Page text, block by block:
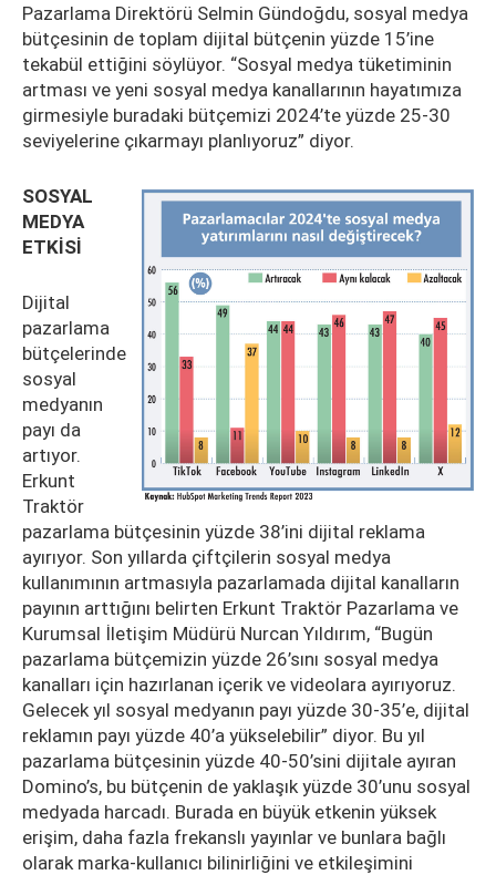
Pazarlama Direktörü Selmin Gündoğdu, sosyal medya
bütçesinin de toplam dijital bütçenin yüzde 15’ine
tekabül ettiğini söylüyor. “Sosyal medya tüketiminin
artması ve yeni sosyal medya kanallarının hayatımıza
girmesiyle buradaki bütçemizi 2024’te yüzde 25-30
seviyelerine çıkarmayı planlıyoruz” diyor.
SOSYAL
MEDYA
ETKİSİ
Dijital
pazarlama
bütçelerinde
sosyal
medyanın
payı da
artıyor.
Erkunt
Traktör
pazarlama bütçesinin yüzde 38’ini dijital reklama
ayırıyor. Son yıllarda çiftçilerin sosyal medya
kullanımının artmasıyla pazarlamada dijital kanalların
payının arttığını belirten Erkunt Traktör Pazarlama ve
Kurumsal İletişim Müdürü Nurcan Yıldırım, “Bugün
pazarlama bütçemizin yüzde 26’sını sosyal medya
kanalları için hazırlanan içerik ve videolara ayırıyoruz.
Gelecek yıl sosyal medyanın payı yüzde 30-35’e, dijital
reklamın payı yüzde 40’a yükselebilir” diyor. Bu yıl
pazarlama bütçesinin yüzde 40-50’sini dijitale ayıran
Domino’s, bu bütçenin de yaklaşık yüzde 30’unu sosyal
medyada harcadı. Burada en büyük etkenin yüksek
erişim, daha fazla frekanslı yayınlar ve bunlara bağlı
olarak marka-kullanıcı bilinirliğini ve etkileşimini